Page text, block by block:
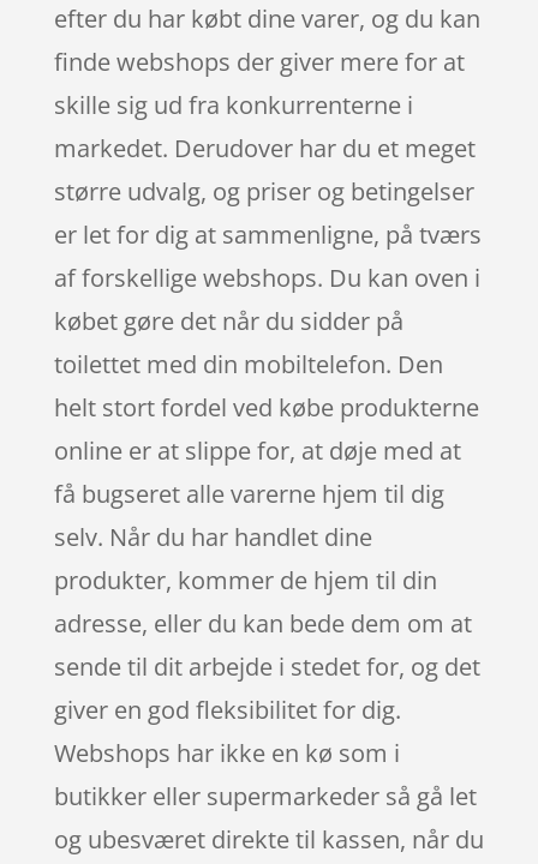
efter du har købt dine varer, og du kan
finde webshops der giver mere for at
skille sig ud fra konkurrenterne i
markedet. Derudover har du et meget
større udvalg, og priser og betingelser
er let for dig at sammenligne, på tværs
af forskellige webshops. Du kan oven i
købet gøre det når du sidder på
toilettet med din mobiltelefon. Den
helt stort fordel ved købe produkterne
online er at slippe for, at døje med at
få bugseret alle varerne hjem til dig
selv. Når du har handlet dine
produkter, kommer de hjem til din
adresse, eller du kan bede dem om at
sende til dit arbejde i stedet for, og det
giver en god fleksibilitet for dig.
Webshops har ikke en kø som i
butikker eller supermarkeder så gå let
og ubesværet direkte til kassen, når du